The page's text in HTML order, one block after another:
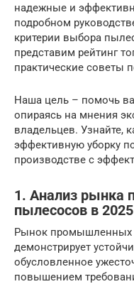
надежные и
подробном
критерии выбора
представим рейтинг
практические советы
Наша цель – помочь
опираясь на мнения
владельцев. Узнайте,
эффективную уборку
производстве с
1. Анализ
пылесосов в
Рынок промышленных
демонстрирует
обусловленное
повышением